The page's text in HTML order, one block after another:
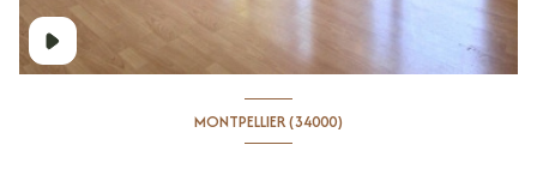
MONTPELLIER (34000)